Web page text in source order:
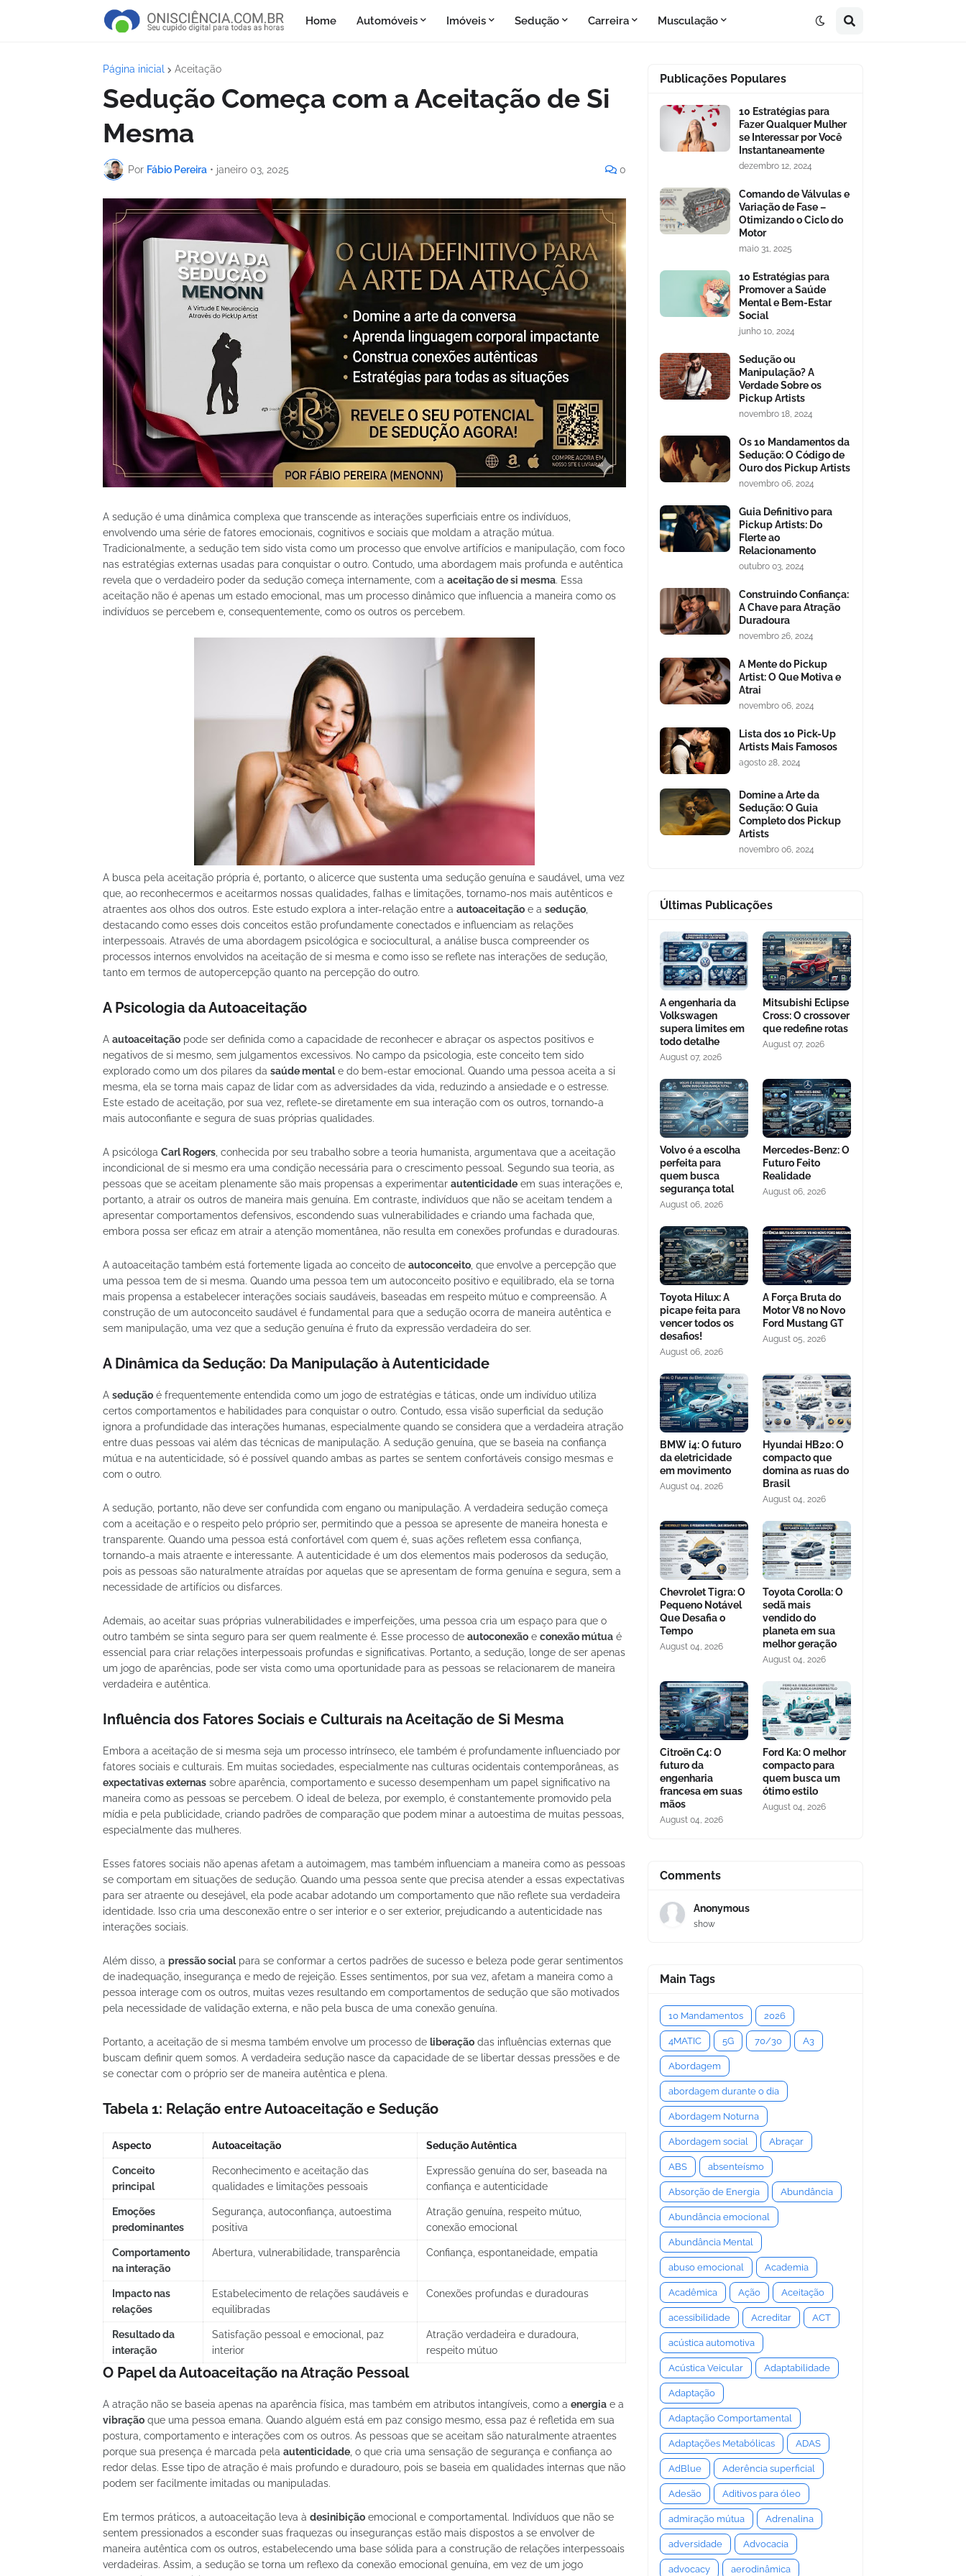
Home Automóveis Imóveis Sedução Carreira Musculação
Página inicial Aceitação
Sedução Começa com a Aceitação de Si
Mesma
Por Fábio Pereira • janeiro 03, 2025 0
A sedução é uma dinâmica complexa que transcende as interações superficiais entre os indivíduos,
envolvendo uma série de fatores emocionais, cognitivos e sociais que moldam a atração mútua.
Tradicionalmente, a sedução tem sido vista como um processo que envolve artifícios e manipulação, com foco
nas estratégias externas usadas para conquistar o outro. Contudo, uma abordagem mais profunda e autêntica
revela que o verdadeiro poder da sedução começa internamente, com a aceitação de si mesma. Essa
aceitação não é apenas um estado emocional, mas um processo dinâmico que influencia a maneira como os
indivíduos se percebem e, consequentemente, como os outros os percebem.
A busca pela aceitação própria é, portanto, o alicerce que sustenta uma sedução genuína e saudável, uma vez
que, ao reconhecermos e aceitarmos nossas qualidades, falhas e limitações, tornamo-nos mais autênticos e
atraentes aos olhos dos outros. Este estudo explora a inter-relação entre a autoaceitação e a sedução
destacando como esses dois conceitos estão profundamente conectados e influenciam as relações
interpessoais. Através de uma abordagem psicológica e sociocultural, a análise busca compreender os
processos internos envolvidos na aceitação de si mesma e como isso se reflete nas interações de sedução,
tanto em termos de autopercepção quanto na percepção do outro.
A Psicologia da Autoaceitação
A autoaceitação pode ser definida como a capacidade de reconhecer e abraçar os aspectos positivos e
negativos de si mesmo, sem julgamentos excessivos. No campo da psicologia, este conceito tem sido
explorado como um dos pilares da saúde mentale do bem-estar emocional. Quando uma pessoa aceita a si
mesma, ela se torna mais capaz de lidar com as adversidades da vida, reduzindo a ansiedade e o estresse.
Este estado de aceitação, por sua vez, reflete-se diretamente em sua interação com os outros, tornando-a
mais autoconfiante e segura de suas próprias qualidades.
A psicóloga Carl Rogers , conhecida por seu trabalho sobre a teoria humanista, argumentava que a aceitação
incondicional de si mesmo era uma condição necessária para o crescimento pessoal. Segundo sua teoria, as
pessoas que se aceitam plenamente são mais propensas a experimentar autenticidade em suas interações e,
portanto, a atrair os outros de maneira mais genuína. Em contraste, indivíduos que não se aceitam tendem a
apresentar comportamentos defensivos, escondendo suas vulnerabilidades e criando uma fachada que,
embora possa ser eficaz em atrair a atenção momentânea, não resulta em conexões profundas e duradouras.
A autoaceitação também está fortemente ligada ao conceito de autoconceito , que envolve a percepção que
uma pessoa tem de si mesma. Quando uma pessoa tem um autoconceito positivo e equilibrado, ela se torna
mais propensa a estabelecer interações sociais saudáveis, baseadas em respeito mútuo e compreensão. A
construção de um autoconceito saudável é fundamental para que a sedução ocorra de maneira autêntica e
sem manipulação, uma vez que a sedução genuína é fruto da expressão verdadeira do ser.
A Dinâmica da Sedução: Da Manipulação à Autenticidade
A sedução é frequentemente entendida como um jogo de estratégias e táticas, onde um indivíduo utiliza
certos comportamentos e habilidades para conquistar o outro. Contudo, essa visão superficial da sedução
ignora a profundidade das interações humanas, especialmente quando se considera que a verdadeira atração
entre duas pessoas vai além das técnicas de manipulação. A sedução genuína, que se baseia na confiança
mútua e na autenticidade, só é possível quando ambas as partes se sentem confortáveis consigo mesmas e
com o outro.
A sedução, portanto, não deve ser confundida com engano ou manipulação. A verdadeira sedução começa
com a aceitação e o respeito pelo próprio ser, permitindo que a pessoa se apresente de maneira honesta e
transparente. Quando uma pessoa está confortável com quem é, suas ações refletem essa confiança,
tornando-a mais atraente e interessante. A autenticidade é um dos elementos mais poderosos da sedução,
pois as pessoas são naturalmente atraídas por aquelas que se apresentam de forma genuína e segura, sem a
necessidade de artifícios ou disfarces.
Ademais, ao aceitar suas próprias vulnerabilidades e imperfeições, uma pessoa cria um espaço para que o
outro também se sinta seguro para ser quem realmente é. Esse processo de autoconexão e conexão mútua é
essencial para criar relações interpessoais profundas e significativas. Portanto, a sedução, longe de ser apenas
um jogo de aparências, pode ser vista como uma oportunidade para as pessoas se relacionarem de maneira
verdadeira e autêntica.
Influência dos Fatores Sociais e Culturais na Aceitação de Si Mesma
Embora a aceitação de si mesma seja um processo intrínseco, ele também é profundamente influenciado por
fatores sociais e culturais. Em muitas sociedades, especialmente nas culturas ocidentais contemporâneas, as
expectativas externas sobre aparência, comportamento e sucesso desempenham um papel significativo na
maneira como as pessoas se percebem. O ideal de beleza, por exemplo, é constantemente promovido pela
mídia e pela publicidade, criando padrões de comparação que podem minar a autoestima de muitas pessoas,
especialmente das mulheres.
Esses fatores sociais não apenas afetam a autoimagem, mas também influenciam a maneira como as pessoas
se comportam em situações de sedução. Quando uma pessoa sente que precisa atender a essas expectativas
para ser atraente ou desejável, ela pode acabar adotando um comportamento que não reflete sua verdadeira
identidade. Isso cria uma desconexão entre o ser interior e o ser exterior, prejudicando a autenticidade nas
interações sociais.
Além disso, a pressão socialpara se conformar a certos padrões de sucesso e beleza pode gerar sentimentos
de inadequação, insegurança e medo de rejeição. Esses sentimentos, por sua vez, afetam a maneira como a
pessoa interage com os outros, muitas vezes resultando em comportamentos de sedução que são motivados
pela necessidade de validação externa, e não pela busca de uma conexão genuína.
Portanto, a aceitação de si mesma também envolve um processo de liberação das influências externas que
buscam definir quem somos. A verdadeira sedução nasce da capacidade de se libertar dessas pressões e de
se conectar com o próprio ser de maneira autêntica e plena.
Tabela 1: Relação entre Autoaceitação e Sedução
Aspecto Autoaceitação Sedução Autêntica
Conceito
principal
Reconhecimento e aceitação das
qualidades e limitações pessoais
Expressão genuína do ser, baseada na
confiança e autenticidade
Emoções
predominantes
Segurança, autoconfiança, autoestima
positiva
Atração genuína, respeito mútuo,
conexão emocional
Comportamento
na interação
Abertura, vulnerabilidade, transparência Confiança, espontaneidade, empatia
Impacto nas
relações
Estabelecimento de relações saudáveis e
equilibradas
Conexões profundas e duradouras
Resultado da
interação
Satisfação pessoal e emocional, paz
interior
Atração verdadeira e duradoura,
respeito mútuo
O Papel da Autoaceitação na Atração Pessoal
A atração não se baseia apenas na aparência física, mas também em atributos intangíveis, como a energia e a
vibração que uma pessoa emana. Quando alguém está em paz consigo mesmo, essa paz é refletida em sua
postura, comportamento e interações com os outros. As pessoas que se aceitam são naturalmente atraentes
porque sua presença é marcada pela autenticidade , o que cria uma sensação de segurança e confiança ao
redor delas. Esse tipo de atração é mais profundo e duradouro, pois se baseia em qualidades internas que não
podem ser facilmente imitadas ou manipuladas.
Em termos práticos, a autoaceitação leva à desinibição emocional e comportamental. Indivíduos que não se
sentem pressionados a esconder suas fraquezas ou inseguranças estão mais dispostos a se envolver de
maneira autêntica com os outros, estabelecendo uma base sólida para a construção de relações interpessoais
verdadeiras. Assim, a sedução se torna um reflexo da conexão emocional genuína, em vez de um jogo
Publicações Populares
10 Estratégias para
Fazer Qualquer Mulher
se Interessar por Você
Instantaneamente
dezembro 12, 2024
Comando de Válvulas e
Variação de Fase –
Otimizando o Ciclo do
Motor
maio 31, 2025
10 Estratégias para
Promover a Saúde
Mental e Bem-Estar
Social
junho 10, 2024
Sedução ou
Manipulação? A
Verdade Sobre os
Pickup Artists
novembro 18, 2024
Os 10 Mandamentos da
Sedução: O Código de
Ouro dos Pickup Artists
novembro 06, 2024
Guia Definitivo para
Pickup Artists: Do
Flerte ao
Relacionamento
outubro 03, 2024
Construindo Confiança:
A Chave para Atração
Duradoura
novembro 26, 2024
A Mente do Pickup
Artist: O Que Motiva e
Atrai
novembro 06, 2024
Lista dos 10 Pick-Up
Artists Mais Famosos
agosto 28, 2024
Domine a Arte da
Sedução: O Guia
Completo dos Pickup
Artists
novembro 06, 2024
Últimas Publicações
A engenharia da
Volkswagen
supera limites em
todo detalhe
August 07, 2026
Mitsubishi Eclipse
Cross: O crossover
que redefine rotas
August 07, 2026
Volvo é a escolha
perfeita para
quem busca
segurança total
August 06, 2026
Mercedes-Benz: O
Futuro Feito
Realidade
August 06, 2026
Toyota Hilux: A
picape feita para
vencer todos os
desafios!
August 06, 2026
A Força Bruta do
Motor V8 no Novo
Ford Mustang GT
August 05, 2026
BMW i4: O futuro
da eletricidade
em movimento
August 04, 2026
Hyundai HB20: O
compacto que
domina as ruas do
Brasil
August 04, 2026
Chevrolet Tigra: O
Pequeno Notável
Que Desafia o
Tempo
August 04, 2026
Toyota Corolla: O
sedã mais
vendido do
planeta em sua
melhor geração
August 04, 2026
Citroën C4: O
futuro da
engenharia
francesa em suas
mãos
August 04, 2026
Ford Ka: O melhor
compacto para
quem busca um
ótimo estilo
August 04, 2026
Comments
Anonymous
show
Main Tags
10 Mandamentos 2026
4MATIC 5G 70/30 A3
Abordagem
abordagem durante o dia
Abordagem Noturna
Abordagem social Abraçar
ABS absenteísmo
Absorção de Energia Abundância
Abundância emocional
Abundância Mental
abuso emocional Academia
Acadêmica Ação Aceitação
acessibilidade Acreditar ACT
acústica automotiva
Acústica Veicular Adaptabilidade
Adaptação
Adaptação Comportamental
Adaptações Metabólicas ADAS
AdBlue Aderência superficial
Adesão Aditivos para óleo
admiração mútua Adrenalina
adversidade Advocacia
advocacy aerodinâmica